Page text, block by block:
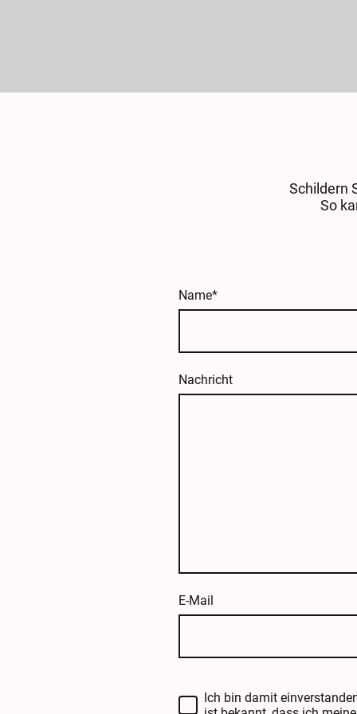
Schildern
So
Name*
Nachricht
E-Mail
Ich bin damit